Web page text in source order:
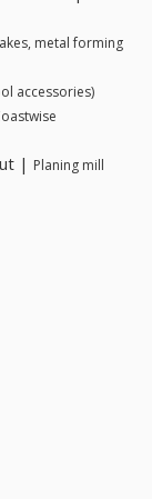
metal forming
accessories)
| Planing mill